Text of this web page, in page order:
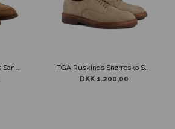
TGA Ruskinds Loafers Sandfarvet
TGA Ruskinds Snørresko Sandfarvet
DKK 1.200,00